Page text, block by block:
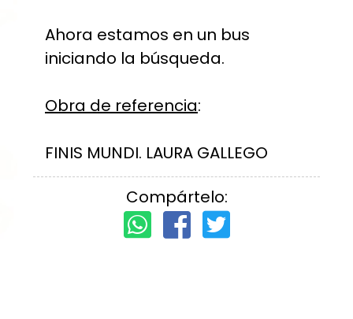
Ahora estamos en un bus
iniciando la búsqueda.
Obra de referencia:
FINIS MUNDI. LAURA GALLEGO
Compártelo: